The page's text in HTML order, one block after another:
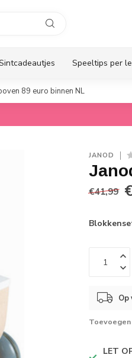
Speeltips per
89 euro binnen NL
JANOD
€41,99
Op
LET